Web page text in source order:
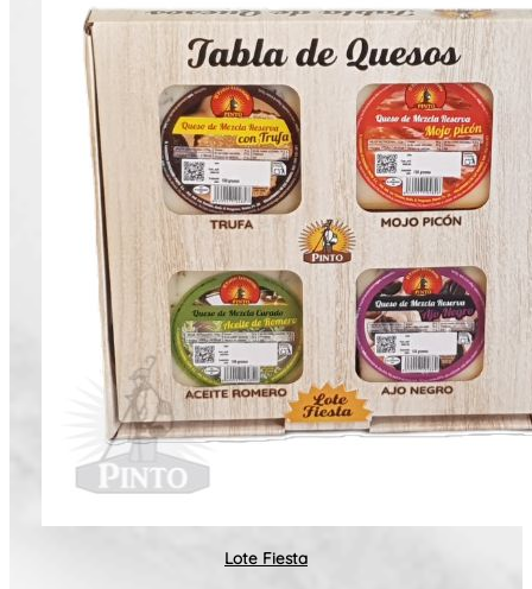
Lote Fiesta